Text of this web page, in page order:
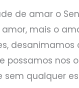
de amar o
mais o
possamos nos
sem qualquer